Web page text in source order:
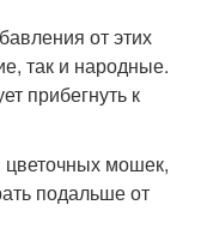
Лист от мошек
для мошек
от этих
так и народные.
прибегнуть к
мошек,
подальше от